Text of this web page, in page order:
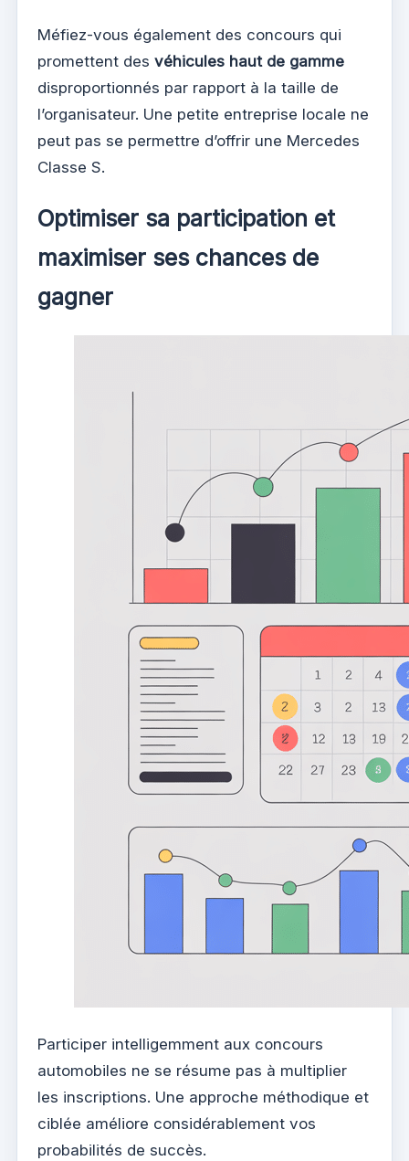
Méfiez-vous également des concours qui
promettent des véhicules haut de gamme
disproportionnés par rapport à la taille de
l’organisateur. Une petite entreprise locale ne
peut pas se permettre d’offrir une Mercedes
Classe S.
Optimiser sa participation et
maximiser ses chances de
gagner
Participer intelligemment aux concours
automobiles ne se résume pas à multiplier
les inscriptions. Une approche méthodique et
ciblée améliore considérablement vos
probabilités de succès.